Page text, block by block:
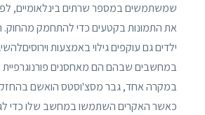
שמשתמשים במספר שרתים בינלאומיים,
את התמונות בקטעים כדי להתחמק מהחוק.
ילדים גם עוקפים גילוי באמצעות
במחשבים שבהם הם מאחסנים פורנוגרפיית
במקרה אחד, גבר מסצ'וסטס הואשם בהחזקת
כאשר האקרים השתמשו במחשב שלו כדי